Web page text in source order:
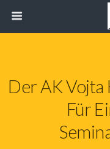
Der AK Vojta
Für